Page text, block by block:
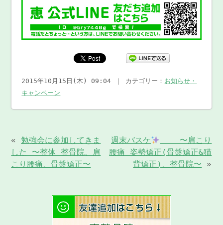
2015年10月15日(木) 09:04 ｜ カテゴリー： お知らせ・
キャンペーン
«勉強会に参加してきま
した 〜整体 整骨院、肩
こり腰痛、骨盤矯正〜
週末バスケ
〜肩こり
腰痛 姿勢矯正(骨盤矯正&猫
背矯正)、整骨院〜 »